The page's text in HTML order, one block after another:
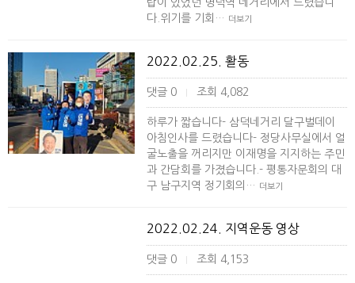
탑이 있었던 명덕역 네거리에서 드렸습니
다.위기를 기회…
더보기
2022.02.25. 활동
댓글 0 조회 4,082
하루가 짧습니다- 삼덕네거리 달구벌데이
아침인사를 드렸습니다- 정당사무실에서 얼
굴노출을 꺼리지만 이재명을 지지하는 주민
과 간담회를 가졌습니다.- 평통자문회의 대
구 남구지역 정기회의…
더보기
2022.02.24. 지역운동 영상
댓글 0 조회 4,153